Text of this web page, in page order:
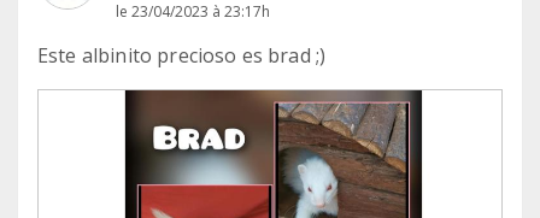
le 23/04/2023 à 23:17h
Este albinito precioso es brad ;)